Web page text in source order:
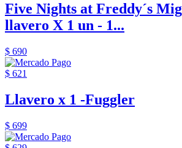
Five Nights at Freddy´s
llavero X 1 un - 1...
$ 690
$ 621
Llavero x 1 -Fuggler
$ 699